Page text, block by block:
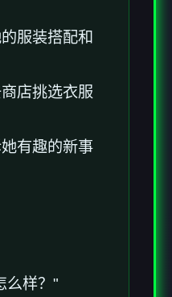
服装搭配和
店挑选衣服
有趣的新事
么样？"